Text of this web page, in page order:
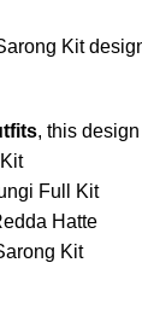
Kit
, this
Full Kit
Hatte
Kit